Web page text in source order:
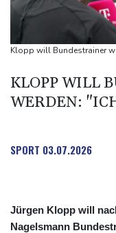
BUND kritisiert
begrüßt es
Kolumbien: Neuer
BUND kritisiert
Lastwagen
Klopp will Bundestrainer
KLOPP WILL
WERDEN:
SPORT 03.07.2026
Jürgen Klopp will
Nagelsmann